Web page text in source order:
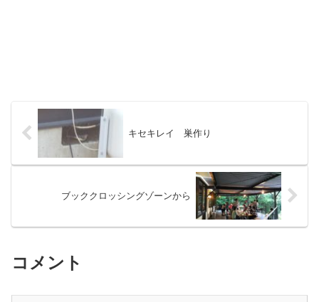
キセキレイ 巣作り
ブッククロッシングゾーンから
コメント